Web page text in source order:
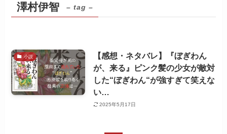
澤村伊智 – tag –
小説
【感想・ネタバレ】『ぼぎわん
が、来る』ピンク髪の少女が敵対
した“ぼぎわん“が強すぎて笑えな
い…
2025年5月17日